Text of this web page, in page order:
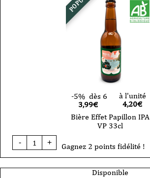
-5% dès 6
3,99€
à l'unité
4,20€
Bière Effet Papillon IPA
VP 33cl
-
quantité
de
Papillon
+ Gagnez 2 points fidélité !
Disponible